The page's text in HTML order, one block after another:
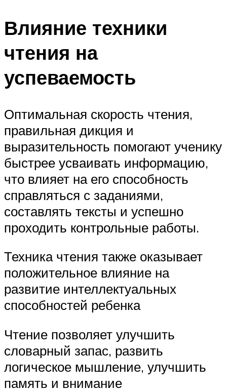
Влияние техники
чтения на
успеваемость
Оптимальная скорость чтения,
правильная дикция и
выразительность помогают ученику
быстрее усваивать информацию,
что влияет на его способность
справляться с заданиями,
составлять тексты и успешно
проходить контрольные работы.
Техника чтения также оказывает
положительное влияние на
развитие интеллектуальных
способностей ребенка
Чтение позволяет улучшить
словарный запас, развить
логическое мышление, улучшить
память и внимание